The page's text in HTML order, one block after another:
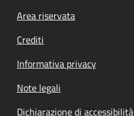
Footer menu
Area riservata
Crediti
Informativa privacy
Note legali
Dichiarazione di accessibilità